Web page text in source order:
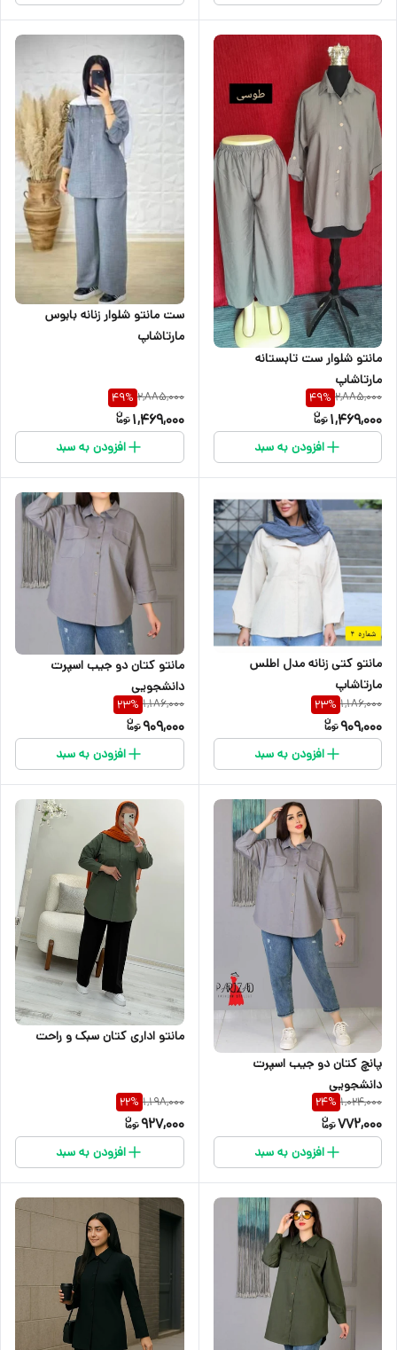
مانتو شلوار ست تابستانه
مارتاشاپ
2,885,000
49%
1,469,000
افزودن به سبد
ست مانتو شلوار زنانه بابوس
مارتاشاپ
2,885,000
49%
1,469,000
افزودن به سبد
مانتو کتی زنانه مدل اطلس
مارتاشاپ
1,186,000
23%
909,000
افزودن به سبد
مانتو کتان دو جیب اسپرت
دانشجویی
1,186,000
23%
909,000
افزودن به سبد
پانچ کتان دو جیب اسپرت
دانشجویی
1,024,000
24%
772,000
افزودن به سبد
مانتو اداری کتان سبک و راحت
1,198,000
22%
927,000
افزودن به سبد